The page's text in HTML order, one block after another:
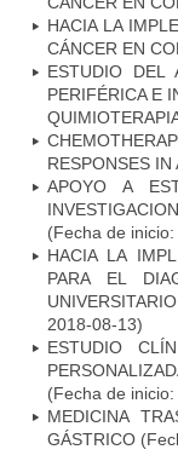
HACIA LA
CÁNCER EN
ESTUDIO DEL
PERIFÉRICA E
RESPONSES IN
APOYO A
(Fecha de
HACIA LA
PARA EL
2018-08-13)
ESTUDIO
(Fecha de
MEDICINA
GÁSTRICO